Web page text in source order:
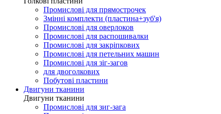
Промислові для прямострочек
Змінні комплекти (пластина+зуб'я)
Промислові для оверлоков
Промислові для распошивалки
Промислові для закріпкових
Промислові для петельних машин
Промислові для зіг-загов
для двоголкових
Побутові пластини
Двигуни тканини
Двигуни тканини
Промислові для зиг-зага